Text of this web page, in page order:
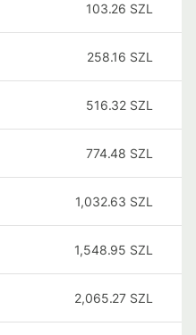
103.26 SZL
258.16 SZL
516.32 SZL
774.48 SZL
1,032.63 SZL
1,548.95 SZL
2,065.27 SZL